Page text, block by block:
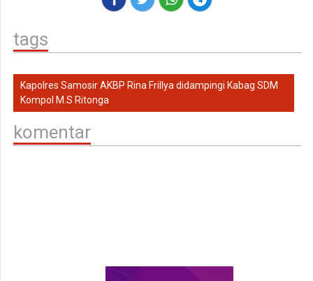
tags
Kapolres Samosir AKBP Rina Frillya didampingi Kabag SDM
Kompol M.S Ritonga
komentar